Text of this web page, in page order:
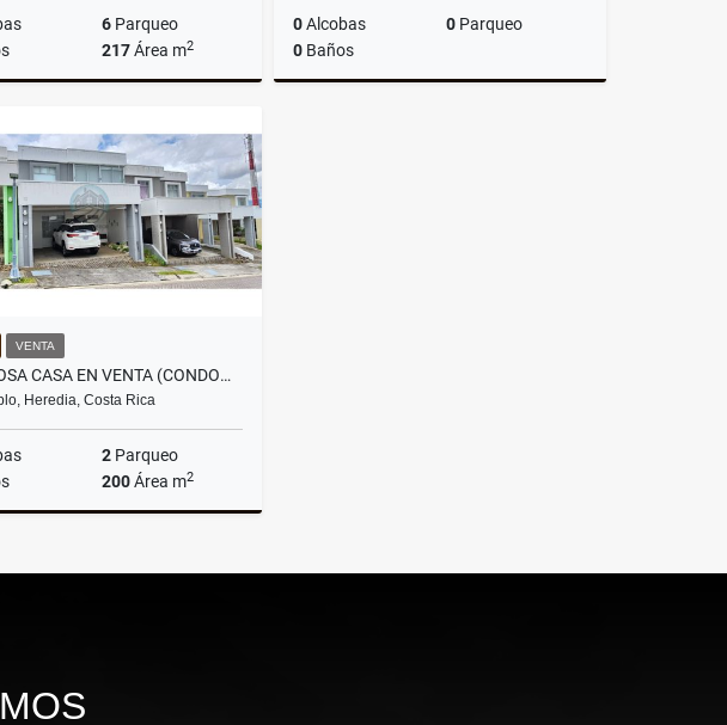
6 Parqueo
217Área m2
US$318,000
0Alcobas 0 Parqueo
0 Baños
VENTA
HERMOSA CASA EN VENTA (CONDOMINIO INTERAMERICANA)
Heredia, Costa Rica
2 Parqueo
200Área m2
US$249,500